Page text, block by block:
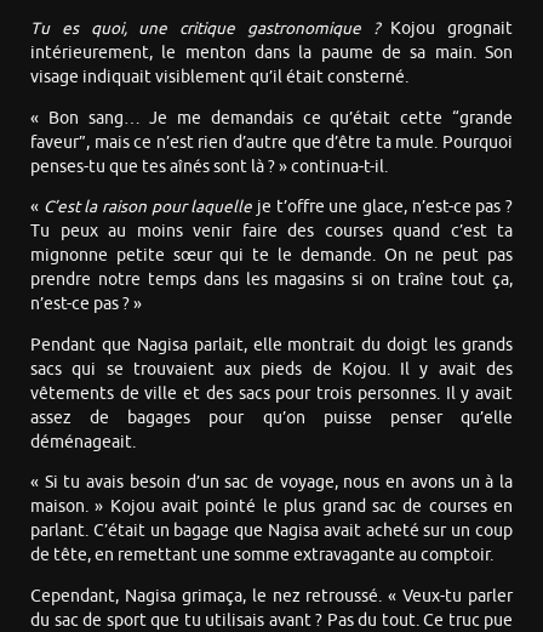
Tu es quoi, une critique gastronomique ?Kojou grognait
intérieurement, le menton dans la paume de sa main. Son
visage indiquait visiblement qu’il était consterné.
« Bon sang… Je me demandais ce qu’était cette “grande
faveur”, mais ce n’est rien d’autre que d’être ta mule. Pourquoi
penses-tu que tes aînés sont là ? » continua-t-il.
« C’est la raison pour laquelle je t’offre une glace, n’est-ce pas ?
Tu peux au moins venir faire des courses quand c’est ta
mignonne petite sœur qui te le demande. On ne peut pas
prendre notre temps dans les magasins si on traîne tout ça,
n’est-ce pas ? »
Pendant que Nagisa parlait, elle montrait du doigt les grands
sacs qui se trouvaient aux pieds de Kojou. Il y avait des
vêtements de ville et des sacs pour trois personnes. Il y avait
assez de bagages pour qu’on puisse penser qu’elle
déménageait.
« Si tu avais besoin d’un sac de voyage, nous en avons un à la
maison. » Kojou avait pointé le plus grand sac de courses en
parlant. C’était un bagage que Nagisa avait acheté sur un coup
de tête, en remettant une somme extravagante au comptoir.
Cependant, Nagisa grimaça, le nez retroussé. « Veux-tu parler
du sac de sport que tu utilisais avant ? Pas du tout. Ce truc pue